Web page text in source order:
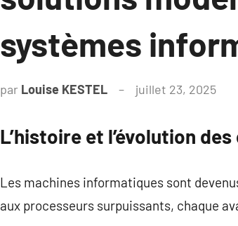
systèmes
par Louise KESTEL juillet 23, 2025
L’histoire et l’évolution
Les machines informatiques sont
aux processeurs surpuissants, chaque